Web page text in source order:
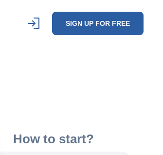
SIGN UP FOR FREE
How to start?